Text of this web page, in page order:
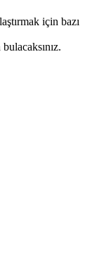
için bazı